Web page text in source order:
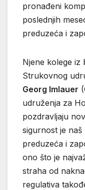
pronađeni
poslednjih
preduzeća i
Njene kolege iz
Strukovnog
Georg Imlauer
udruženja za
pozdravljaju
sigurnost je
preduzeća i
ono što je
straha od
regulativa